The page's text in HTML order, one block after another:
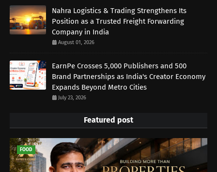
Nahra Logistics & Trading Strengthens Its
Position as a Trusted Freight Forwarding
Company in India
August 01, 2026
EarnPe Crosses 5,000 Publishers and 500
Brand Partnerships as India's Creator Economy
Expands Beyond Metro Cities
July 23, 2026
Featured post
FOOD